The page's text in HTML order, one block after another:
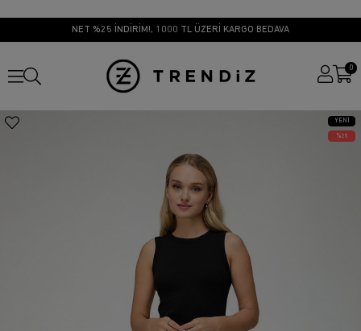
NET %25 İNDİRİM!, 1000 TL ÜZERİ KARGO BEDAVA
0
YENI
ÜRÜN
25